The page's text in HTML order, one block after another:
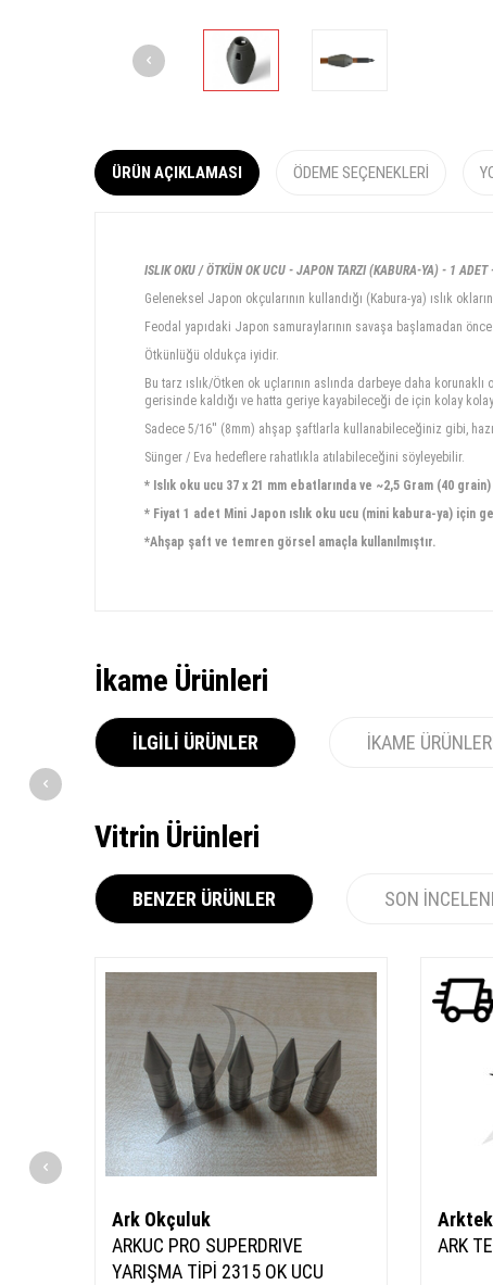
ÜRÜN AÇIKLAMASI ÖDEME SEÇENEKLERI
ISLIK OKU / ÖTKÜN OK UCU - JAPON TARZI (KABURA-YA) - 1
Geleneksel Japon okçularının kullandığı (Kabura-ya) ıslık
Feodal yapıdaki Japon samuraylarının savaşa başlamadan
Ötkünlüğü oldukça iyidir.
Bu tarz ıslık/Ötken ok uçlarının aslında darbeye daha
gerisinde kaldığı ve hatta geriye kayabileceği de için kolay kolay
Sadece 5/16'' (8mm) ahşap şaftlarla kullanabileceğiniz gibi,
Sünger / Eva hedeflere rahatlıkla atılabileceğini söyleyebilir.
* Islık oku ucu 37 x 21 mm ebatlarında ve ~2,5 Gram (40 grain)
* Fiyat 1 adet Mini Japon ıslık oku ucu (mini kabura-ya) için
*Ahşap şaft ve temren görsel amaçla kullanılmıştır.
İkame Ürünleri
İLGILI ÜRÜNLER İKAME
Vitrin Ürünleri
BENZER ÜRÜNLER SON
Ark Okçuluk
ARKUC PRO SUPERDRIVE
YARIŞMA TİPİ 2315 OK UCU
ARK